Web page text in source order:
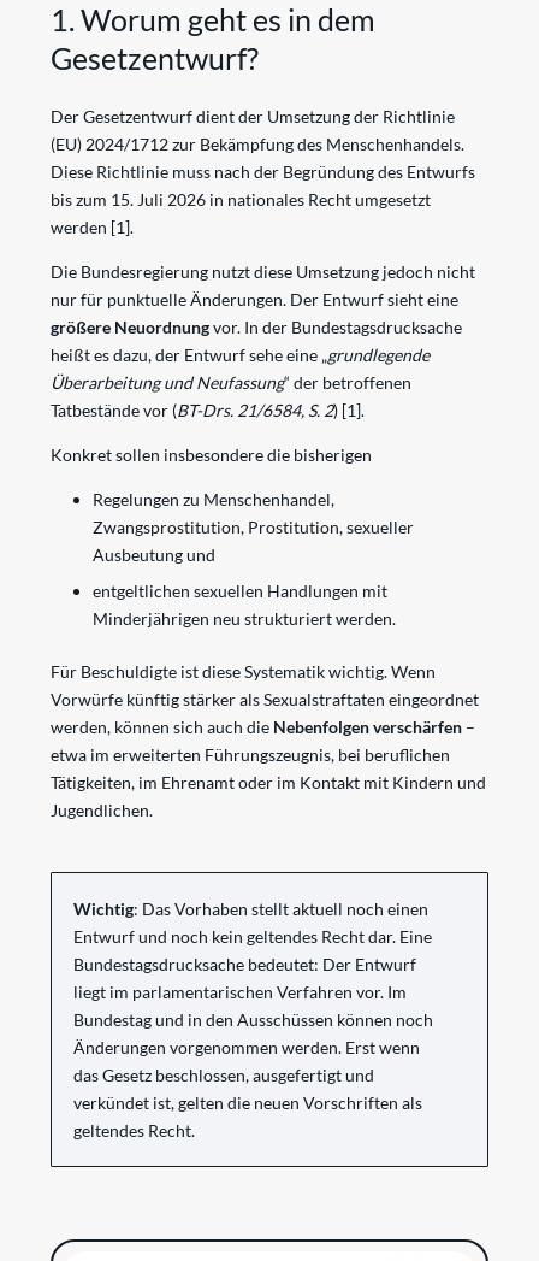
1. Worum geht es in dem
Gesetzentwurf?
Der Gesetzentwurf dient der Umsetzung der Richtlinie
(EU) 2024/1712 zur Bekämpfung des Menschenhandels.
Diese Richtlinie muss nach der Begründung des Entwurfs
bis zum 15. Juli 2026 in nationales Recht umgesetzt
werden [1].
Die Bundesregierung nutzt diese Umsetzung jedoch nicht
nur für punktuelle Änderungen. Der Entwurf sieht eine
größere Neuordnungvor. In der Bundestagsdrucksache
heißt es dazu, der Entwurf sehe eine „grundlegende
Überarbeitung und Neufassung“ der betroffenen
Tatbestände vor (BT-Drs. 21/6584, S. 2) [1].
Konkret sollen insbesondere die bisherigen
Regelungen zu Menschenhandel,
Zwangsprostitution, Prostitution, sexueller
Ausbeutung und
entgeltlichen sexuellen Handlungen mit
Minderjährigen neu strukturiert werden.
Für Beschuldigte ist diese Systematik wichtig. Wenn
Vorwürfe künftig stärker als Sexualstraftaten eingeordnet
werden, können sich auch die Nebenfolgen verschärfen –
etwa im erweiterten Führungszeugnis, bei beruflichen
Tätigkeiten, im Ehrenamt oder im Kontakt mit Kindern und
Jugendlichen.
Wichtig: Das Vorhaben stellt aktuell noch einen
Entwurf und noch kein geltendes Recht dar. Eine
Bundestagsdrucksache bedeutet: Der Entwurf
liegt im parlamentarischen Verfahren vor. Im
Bundestag und in den Ausschüssen können noch
Änderungen vorgenommen werden. Erst wenn
das Gesetz beschlossen, ausgefertigt und
verkündet ist, gelten die neuen Vorschriften als
geltendes Recht.